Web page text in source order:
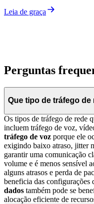
Leia de graça
Perguntas
Que tipo de tráfego de
Os tipos de tráfego de rede
incluem tráfego de voz,
tráfego de voz porque ele
exigindo baixo atraso, jitter
garantir uma comunicação
volume e é menos sensível
alguns atrasos e perda de
beneficia das configurações
dados também pode se
alocação eficiente de